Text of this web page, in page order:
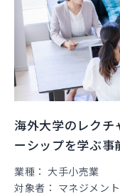
海外大学のレクチ
ーシップを学ぶ事
業種
大手小売業
対象者
マネジメン